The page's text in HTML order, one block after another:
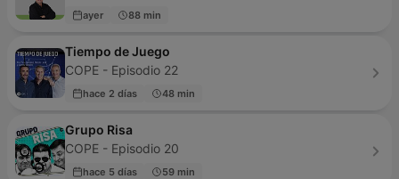
ayer 88 min
Tiempo de Juego
COPE - Episodio 22
hace 2 días 48 min
Grupo Risa
COPE - Episodio 20
hace 5 días 59 min